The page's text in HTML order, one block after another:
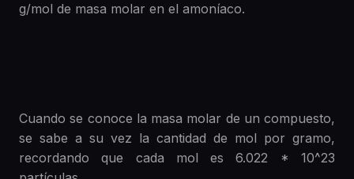
g/mol de masa molar en el amoníaco.
Cuando se conoce la masa molar de un compuesto,
se sabe a su vez la cantidad de mol por gramo,
recordando que cada mol es 6.022 * 10^23